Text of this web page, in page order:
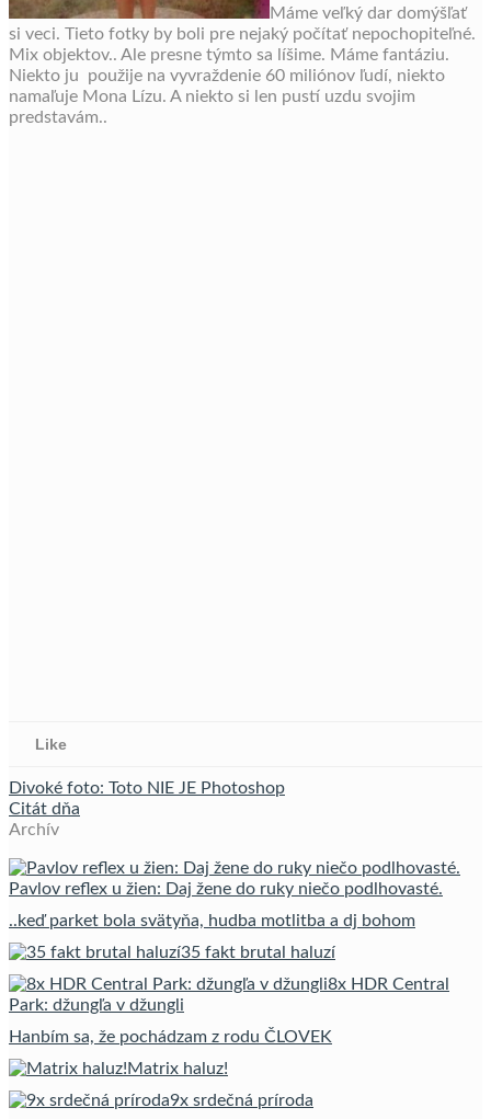
Máme veľký dar domýšľať
si veci. Tieto fotky by boli pre nejaký počítať nepochopiteľné.
Mix objektov.. Ale presne týmto sa líšime. Máme fantáziu.
Niekto ju použije na vyvraždenie 60 miliónov ľudí, niekto
namaľuje Mona Lízu. A niekto si len pustí uzdu svojim
predstavám..
Like
Divoké foto: Toto NIE JE Photoshop
Citát dňa
Archív
Pavlov reflex u žien: Daj žene do ruky niečo podlhovasté.
..keď parket bola svätyňa, hudba motlitba a dj bohom
35 fakt brutal haluzí
8x HDR Central
Park: džungľa v džungli
Hanbím sa, že pochádzam z rodu ČLOVEK
Matrix haluz!
9x srdečná príroda